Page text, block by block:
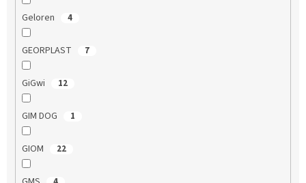
Geloren 4
GEORPLAST 7
GiGwi 12
GIM DOG 1
GIOM 22